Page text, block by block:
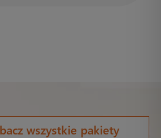
wszystkie pakiety